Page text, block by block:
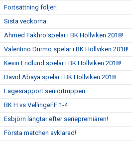
Fortsättning följer!
Sista veckorna.
Ahmed Fakhro spelar i BK Höllviken 2018!
Valentino Durmo spelar i BK Höllviken 2018!
Kevin Fridlund spelar i BK Höllviken 2018!
David Abaya spelar i BK Höllviken 2018
Lägesrapport seniortruppen
BK H vs VellingeFF 1-4
Esbjörn längtar efter seriepremiären!
Första matchen avklarad!